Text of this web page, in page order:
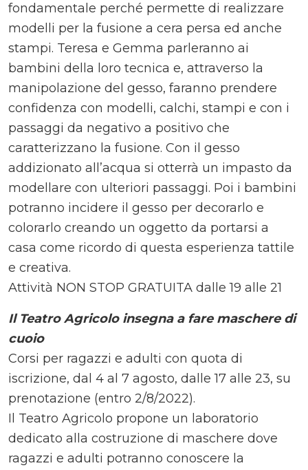
fondamentale perché permette di realizzare
modelli per la fusione a cera persa ed anche
stampi. Teresa e Gemma parleranno ai
bambini della loro tecnica e, attraverso la
manipolazione del gesso, faranno prendere
confidenza con modelli, calchi, stampi e con i
passaggi da negativo a positivo che
caratterizzano la fusione. Con il gesso
addizionato all’acqua si otterrà un impasto da
modellare con ulteriori passaggi. Poi i bambini
potranno incidere il gesso per decorarlo e
colorarlo creando un oggetto da portarsi a
casa come ricordo di questa esperienza tattile
e creativa.
Attività NON STOP GRATUITA dalle 19 alle 21
Il Teatro Agricolo insegna a fare maschere di
cuoio
Corsi per ragazzi e adulti con quota di
iscrizione, dal 4 al 7 agosto, dalle 17 alle 23, su
prenotazione (entro 2/8/2022).
Il Teatro Agricolo propone un laboratorio
dedicato alla costruzione di maschere dove
ragazzi e adulti potranno conoscere la